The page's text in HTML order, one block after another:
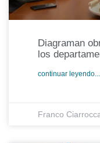
Diagraman
los
continuar leyendo...
Franco